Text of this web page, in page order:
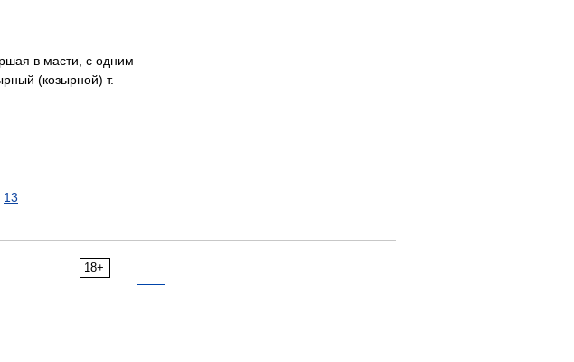
в масти, с одним
(козырной) т.
13
18+